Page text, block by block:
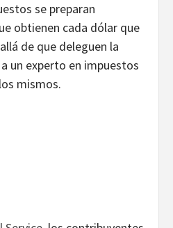
se preparan
obtienen cada dólar que
de que deleguen la
un experto en impuestos
mismos.